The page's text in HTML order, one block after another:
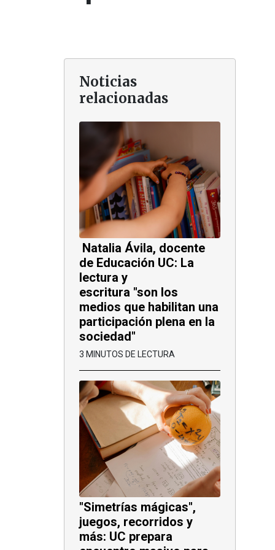
Noticias
relacionadas
Natalia Ávila, docente
de Educación UC: La
lectura y
escritura "son los
medios que habilitan una
participación plena en la
sociedad"
3 MINUTOS DE LECTURA
"Simetrías mágicas",
juegos, recorridos y
más: UC prepara